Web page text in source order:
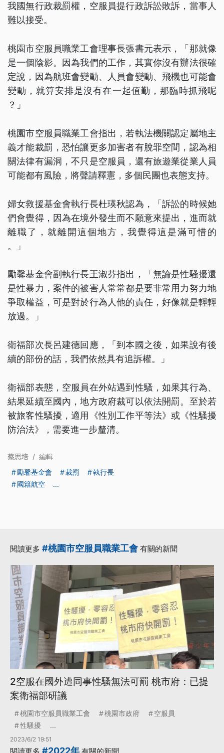
我國無行政裁罰權，空服員提行政訴訟敗訴，當事人
難以接受。
桃園市空服員職業工會理事長張書元表示，「那就像
是一個陰影。因為我們的工作，其實你沒有辦法很確
定說，因為航班會變動、人員會變動、飛機也可能會
變動，就算安排是沒有在一起值勤，那臨時抓飛呢
？」
桃園市空服員職業工會指出，若執法機關認定屬地主
義才能裁罰，恐怕讓更多加害者有脫罪空間，認為相
關法律有漏洞，不只是空服員，還有旅遊業從業人員
可能都有風險，將聲請釋憲，多個民團也表態支持。
婦女救援基金會執行長杜瑛秋認為，「訴訟的時候她
們會覺得，因為在境外發生而不願意來提出，進而就
離職了，就離開這個地方，我覺得這是滿可惜的
。」
勵馨基金會副執行長王淑芬指出，「無論是性騷擾還
是性暴力，案件的被害人常常都是要非常用力努力地
爭取權益，可是對於行為人他的責任，好像就是輕輕
放過。」
衛福部次長呂建德回應，「到本國之後，如果說有後
續的部份的話，我們依然具有追訴權。」
衛福部表態，空服員在外站遇到性騷，如果其行為、
結果延續至國內，地方政府裁可以依法開罰。至於若
被旅客性騷擾，適用《性別工作平等法》或《性騷擾
防治法》，需要進一步釐清。
蔡思培 / 編輯
勵馨基金會
裁罰
執行長
國籍航空
...
閱讀更多 #桃園市空服員職業工會 有關的新聞
2空服在國外遭同事性騷無法可罰 桃市府：已提
案衛福部研議
桃園市空服員職業工會 桃園市政府
空服員
性騷擾
...
2023/6/2 19:51
#2022年